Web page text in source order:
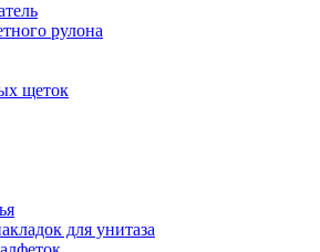
рулона
щеток
для унитаза